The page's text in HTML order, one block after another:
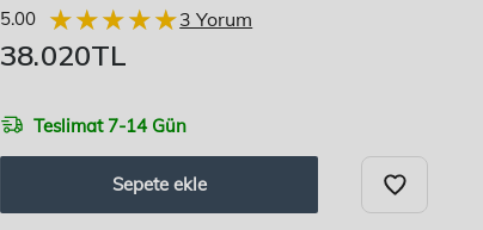
5.00 ★★★★★
★★★★★3 Yorum
İndirimli
38.020TL
Teslimat 7-14 Gün
Sepete ekle